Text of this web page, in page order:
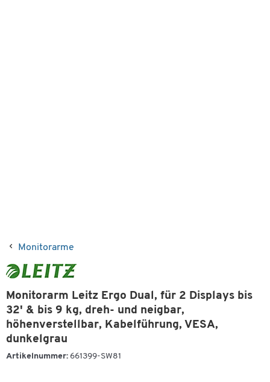
Monitorarme
Monitorarm Leitz Ergo Dual, für 2 Displays bis
32' & bis 9 kg, dreh- und neigbar,
höhenverstellbar, Kabelführung, VESA,
dunkelgrau
Artikelnummer: 661399-SW81